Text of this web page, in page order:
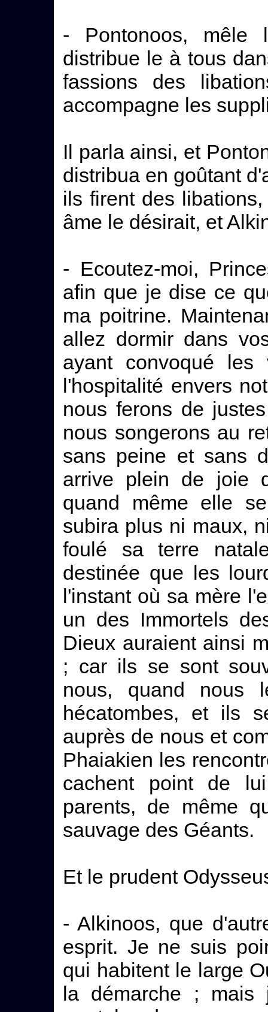
- Pontonoos,
distribue le à tous
fassions des
accompagne les
Il parla ainsi, et
distribua en goûtant
ils firent des
âme le désirait, et
- Ecoutez-moi,
afin que je dise ce
ma poitrine.
allez dormir dans
ayant convoqué les
l'hospitalité envers
nous ferons de
nous songerons au
sans peine et sans
arrive plein de joie
quand même elle
subira plus ni maux,
foulé sa terre
destinée que les
l'instant où sa mère
un des Immortels
Dieux auraient ainsi
; car ils se sont
nous, quand nous
hécatombes, et ils
auprès de nous et
Phaiakien les
cachent point de
parents, de même
sauvage des Géants.
Et le prudent
- Alkinoos, que
esprit. Je ne suis
qui habitent le large
la démarche ; mais